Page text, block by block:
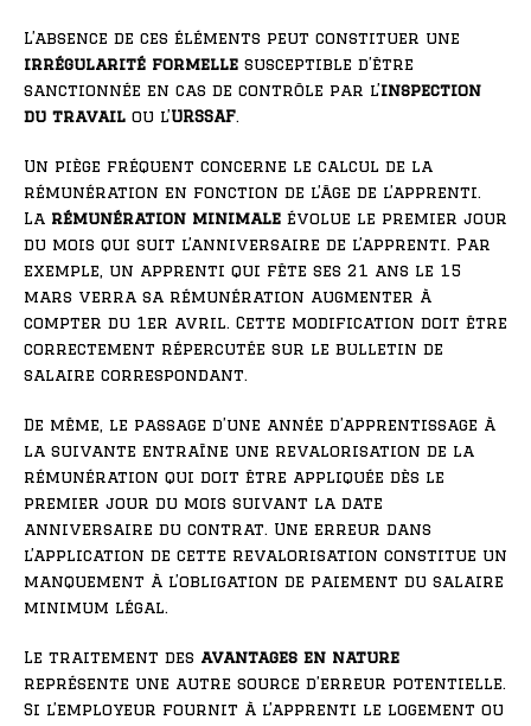
L’absence de ces éléments peut constituer une
irrégularité formelle susceptible d’être
sanctionnée en cas de contrôle par l’inspection
du travail ou l’URSSAF.
Un piège fréquent concerne le calcul de la
rémunération en fonction de l’âge de l’apprenti.
La rémunération minimale évolue le premier jour
du mois qui suit l’anniversaire de l’apprenti. Par
exemple, un apprenti qui fête ses 21 ans le 15
mars verra sa rémunération augmenter à
compter du 1er avril. Cette modification doit être
correctement répercutée sur le bulletin de
salaire correspondant.
De même, le passage d’une année d’apprentissage à
la suivante entraîne une revalorisation de la
rémunération qui doit être appliquée dès le
premier jour du mois suivant la date
anniversaire du contrat. Une erreur dans
l’application de cette revalorisation constitue un
manquement à l’obligation de paiement du salaire
minimum légal.
Le traitement des avantages en nature
représente une autre source d’erreur potentielle.
Si l’employeur fournit à l’apprenti le logement ou